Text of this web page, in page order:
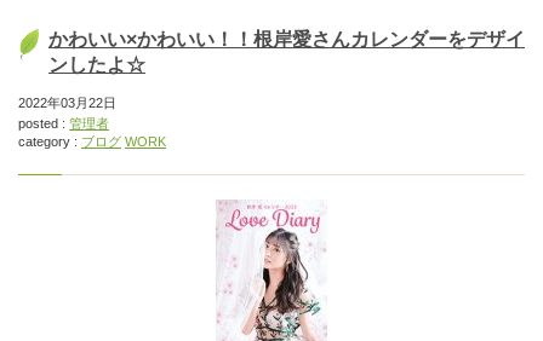
かわいい×かわいい！！根岸愛さんカレンダーをデザイ
ンしたよ☆
2022年03月22日
posted : 管理者
category : ブログ WORK